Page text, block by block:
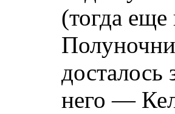
(тогда
досталось
него —